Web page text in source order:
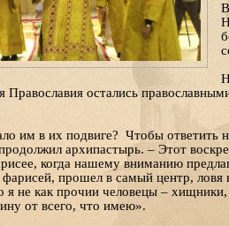
Православия остались
им в их подвиге? Чтобы ответить
архипастырь. – Этот
когда нашему вниманию
прошел в самый центр, ловя
я не как прочии человецы –
от всего, что имею».